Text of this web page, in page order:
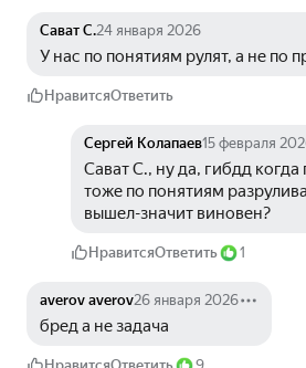
Сават С.24 января 2026
У нас по понятиям рулят, а не по
НравитсяОтветить
Сергей Колапаев15 февраля
Сават С., ну да, гибдд когда
тоже по понятиям
вышел-значит виновен?
НравитсяОтветить 1
averov averov26 января 2026
бред а не задача